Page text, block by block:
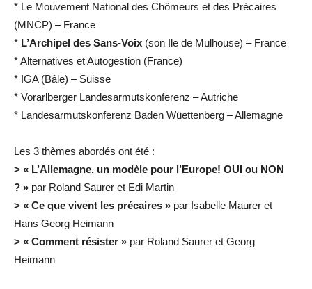
* Le Mouvement National des Chômeurs et des Précaires
(MNCP) – France
* L’Archipel des Sans-Voix (son Ile de Mulhouse) – France
* Alternatives et Autogestion (France)
* IGA (Bâle) – Suisse
* Vorarlberger Landesarmutskonferenz – Autriche
* Landesarmutskonferenz Baden Wüettenberg – Allemagne
Les 3 thèmes abordés ont été :
> « L’Allemagne, un modèle pour l’Europe! OUI ou NON
? » par Roland Saurer et Edi Martin
> « Ce que vivent les précaires » par Isabelle Maurer et
Hans Georg Heimann
> « Comment résister » par Roland Saurer et Georg
Heimann